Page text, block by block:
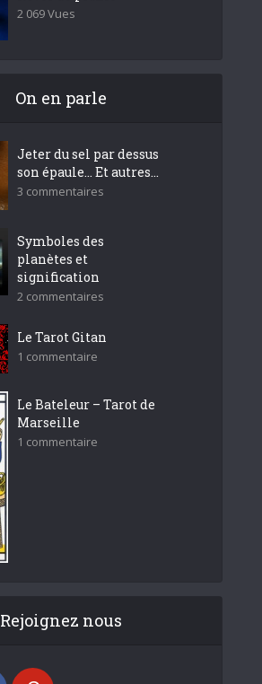
2 069 Vues
On en parle
Jeter du sel par dessus
son épaule… Et autres...
3 commentaires
Symboles des
planètes et
signification
2 commentaires
Le Tarot Gitan
1 commentaire
Le Bateleur – Tarot de
Marseille
1 commentaire
Rejoignez nous